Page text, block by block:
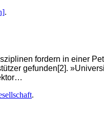
.
fordern in einer
gefunden[2].
.